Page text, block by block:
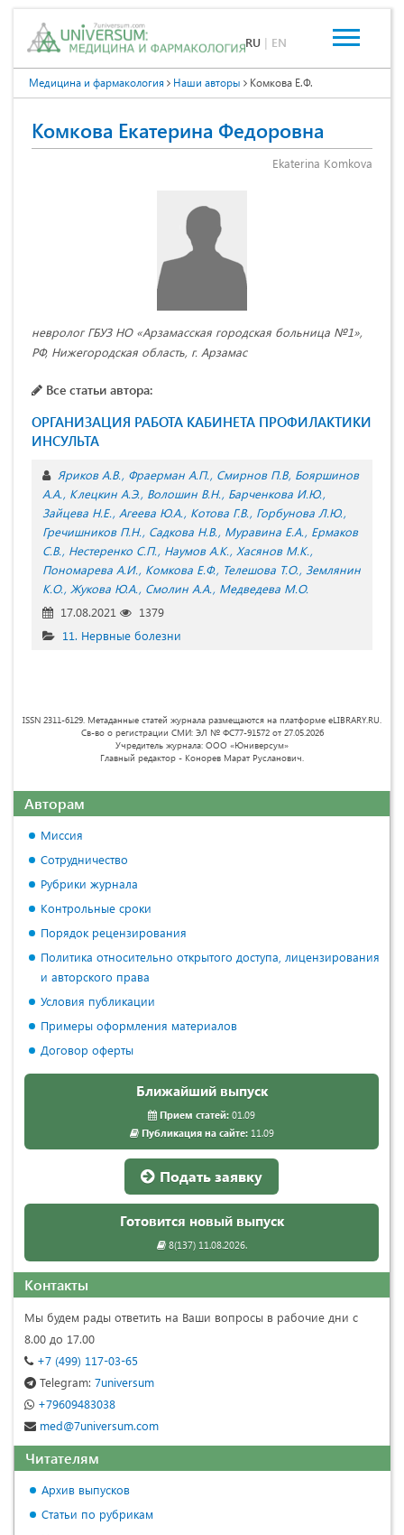
RU | EN
Медицина и фармакология Наши авторы Комкова Е.Ф.
Комкова Екатерина Федоровна
Ekaterina Komkova
невролог ГБУЗ НО «Арзамасская городская больница №1»,
РФ, Нижегородская область, г. Арзамас
Все статьи автора:
ОРГАНИЗАЦИЯ РАБОТА КАБИНЕТА ПРОФИЛАКТИКИ
ИНСУЛЬТА
Яриков А.В. Фраерман А.П. Смирнов П.В Бояршинов
А.А. Клецкин А.Э. Волошин В.Н. Барченкова И.Ю.
Зайцева Н.Е. Агеева Ю.А. Котова Г.В. Горбунова Л.Ю.
Гречишников П.Н. Садкова Н.В. Муравина Е.А. Ермаков
С.В. Нестеренко С.П. Наумов А.К. Хасянов М.К.
Пономарева А.И. Комкова Е.Ф. Телешова Т.О. Землянин
К.О. Жукова Ю.А. Смолин А.А. Медведева М.О.
17.08.2021
1379
11. Нервные болезни
ISSN 2311-6129. Метаданные статей журнала размещаются на платформе eLIBRARY.RU.
Св-во о регистрации СМИ: ЭЛ № ФС77-91572 от 27.05.2026
Учредитель журнала: ООО «Юниверсум»
Главный редактор - Конорев Марат Русланович.
Авторам
Миссия
Сотрудничество
Рубрики журнала
Контрольные сроки
Порядок рецензирования
Политика относительно открытого доступа, лицензирования
и авторского права
Условия публикации
Примеры оформления материалов
Договор оферты
Ближайший выпуск
Прием статей: 01.09
Публикация на сайте:11.09
Подать заявку
Готовится новый выпуск
8(137) 11.08.2026.
Контакты
Мы будем рады ответить на Ваши вопросы в рабочие дни с
8.00 до 17.00
+7 (499) 117-03-65
Telegram: 7universum
+79609483038
med@7universum.com
Читателям
Архив выпусков
Статьи по рубрикам